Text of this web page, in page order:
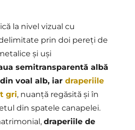
la nivel vizual cu
prin doi pereți de
și uși
semitransparentă albă
voal alb, iar draperiile
gri, nuanță regăsită și în
din spatele canapelei.
draperiile de